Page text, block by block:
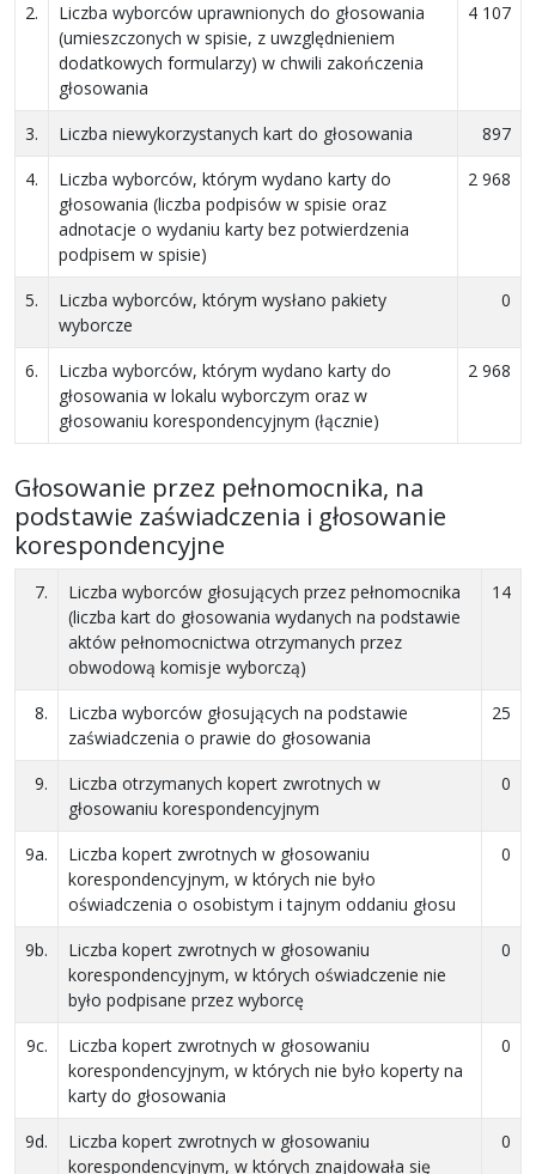
2.
Liczba wyborców uprawnionych do głosowania
(umieszczonych w spisie, z uwzględnieniem
dodatkowych formularzy) w chwili zakończenia
głosowania
4 107
3. Liczba niewykorzystanych kart do głosowania
897
4.
Liczba wyborców, którym wydano karty do
głosowania (liczba podpisów w spisie oraz
adnotacje o wydaniu karty bez potwierdzenia
podpisem w spisie)
2 968
5.
Liczba wyborców, którym wysłano pakiety
wyborcze
0
6.
Liczba wyborców, którym wydano karty do
głosowania w lokalu wyborczym oraz w
głosowaniu korespondencyjnym (łącznie)
2 968
Głosowanie przez pełnomocnika, na
podstawie zaświadczenia i głosowanie
korespondencyjne
7.
Liczba wyborców głosujących przez pełnomocnika
(liczba kart do głosowania wydanych na podstawie
aktów pełnomocnictwa otrzymanych przez
obwodową komisje wyborczą)
14
8.
Liczba wyborców głosujących na podstawie
zaświadczenia o prawie do głosowania
25
9.
Liczba otrzymanych kopert zwrotnych w
głosowaniu korespondencyjnym
0
9a.
Liczba kopert zwrotnych w głosowaniu
korespondencyjnym, w których nie było
oświadczenia o osobistym i tajnym oddaniu głosu
0
9b.
Liczba kopert zwrotnych w głosowaniu
korespondencyjnym, w których oświadczenie nie
było podpisane przez wyborcę
0
9c.
Liczba kopert zwrotnych w głosowaniu
korespondencyjnym, w których nie było koperty na
karty do głosowania
0
9d.
Liczba kopert zwrotnych w głosowaniu
korespondencyjnym, w których znajdowała się
0